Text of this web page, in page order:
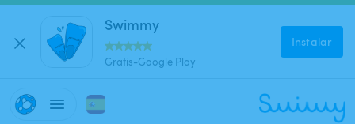
Swimmy
Gratis-Google Play
Instalar